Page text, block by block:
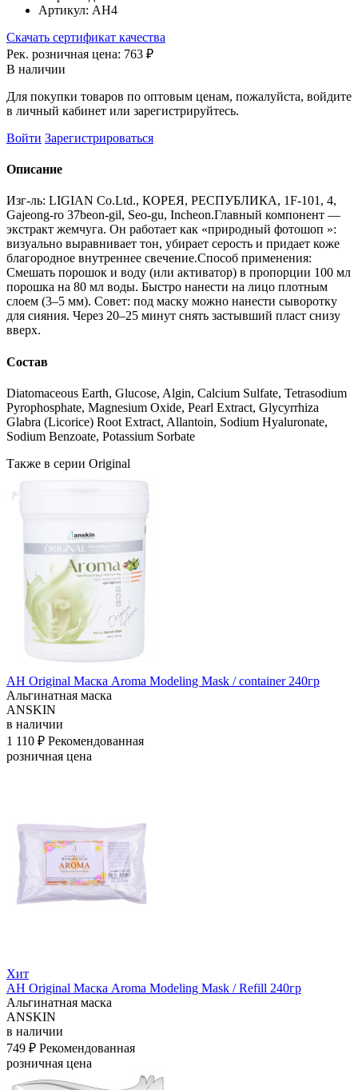
Артикул: АН4
Скачать сертификат качества
Рек. розничная цена: 763 ₽
В наличии
Для покупки товаров по оптовым ценам, пожалуйста, войдите
в личный кабинет или зарегистрируйтесь.
Войти Зарегистрироваться
Описание
Изг-ль: LIGIAN Co.Ltd., КОРЕЯ, РЕСПУБЛИКА, 1F-101, 4,
Gajeong-ro 37beon-gil, Seo-gu, Incheon.Главный компонент —
экстракт жемчуга. Он работает как «природный фотошоп »:
визуально выравнивает тон, убирает серость и придает коже
благородное внутреннее свечение.Способ применения:
Смешать порошок и воду (или активатор) в пропорции 100 мл
порошка на 80 мл воды. Быстро нанести на лицо плотным
слоем (3–5 мм). Совет: под маску можно нанести сыворотку
для сияния. Через 20–25 минут снять застывший пласт снизу
вверх.
Состав
Diatomaceous Earth, Glucose, Algin, Calcium Sulfate, Tetrasodium
Pyrophosphate, Magnesium Oxide, Pearl Extract, Glycyrrhiza
Glabra (Licorice) Root Extract, Allantoin, Sodium Hyaluronate,
Sodium Benzoate, Potassium Sorbate
Также в серии Original
АН Original Маска Aroma Modeling Mask / container 240гр
Альгинатная маска
ANSKIN
в наличии
1 110 ₽ Рекомендованная
розничная цена
Хит
АН Original Маска Aroma Modeling Mask / Refill 240гр
Альгинатная маска
ANSKIN
в наличии
749 ₽ Рекомендованная
розничная цена